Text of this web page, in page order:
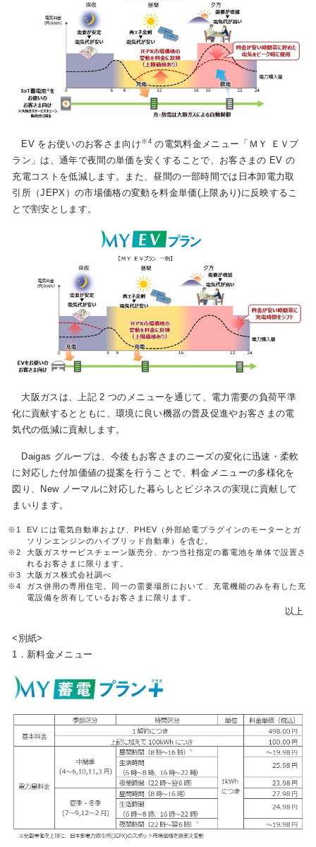
EV をお使いのお客さま向け ※4の電気料金メニュー「ＭＹ ＥＶプ
ラン」は、通年で夜間の単価を安くすることで、お客さまの EV の
充電コストを低減します。また、昼間の一部時間では日本卸電力取
引所（JEPX）の市場価格の変動を料金単価(上限あり)に反映するこ
とで割安とします。
大阪ガスは、上記 2 つのメニューを通じて、電力需要の負荷平準
化に貢献するとともに、環境に良い機器の普及促進やお客さまの電
気代の低減に貢献します。
Daigas グループは、今後もお客さまのニーズの変化に迅速・柔軟
に対応した付加価値の提案を行うことで、料金メニューの多様化を
図り、New ノーマルに対応した暮らしとビジネスの実現に貢献して
まいります。
※1 EV には電気自動車および、PHEV（外部給電プラグインのモーターとガ
ソリンエンジンのハイブリッド自動車）を含む。
※2大阪ガスサービスチェーン販売分、かつ当社指定の蓄電池を単体で設置さ
れるお客さまに限ります。
※3大阪ガス株式会社調べ
※4 ガス併用の専用住宅。同一の需要場所において、充電機能のみを有した充
電設備を所有しているお客さまに限ります。
以上
<別紙>
1．新料金メニュー